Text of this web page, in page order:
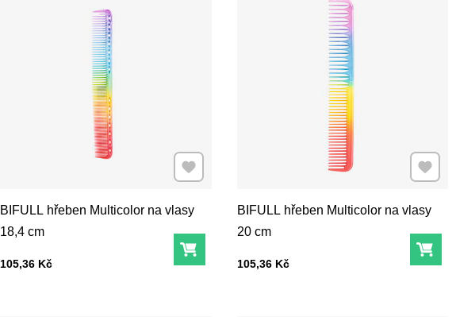
BIFULL hřeben Multicolor na vlasy
18,4 cm
Cena s DPH
105,36 Kč Do košíku
Přidat k Oblíbeným
BIFULL hřeben Multicolor na vlasy
20 cm
Cena s DPH
105,36 Kč Do
Přidat k